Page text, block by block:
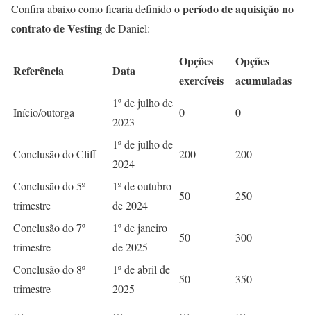
Confira abaixo como ficaria definidoo período de aquisição no
contrato de Vestingde Daniel:
Referência Data
Opções
exercíveis
Opções
acumuladas
Início/outorga
1º de julho de
2023
0 0
Conclusão do Cliff
1º de julho de
2024
200 200
Conclusão do 5º
trimestre
1º de outubro
de 2024
50 250
Conclusão do 7º
trimestre
1º de janeiro
de 2025
50 300
Conclusão do 8º
trimestre
1º de abril de
2025
50 350
… … …
…